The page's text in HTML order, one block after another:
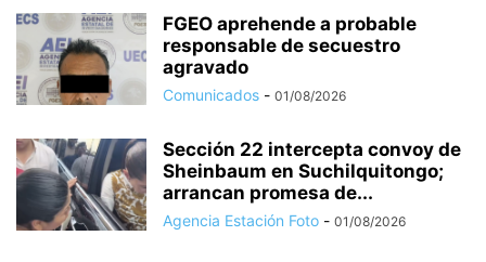
FGEO aprehende a probable
responsable de secuestro
agravado
Comunicados - 01/08/2026
Sección 22 intercepta convoy de
Sheinbaum en Suchilquitongo;
arrancan promesa de...
Agencia Estación Foto - 01/08/2026